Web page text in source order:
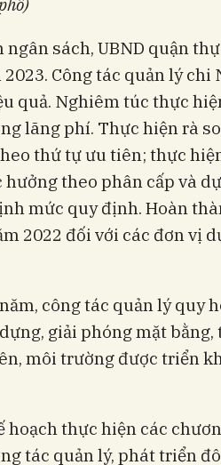
sách, UBND quận
Công tác quản lý chi
quả. Nghiêm túc thực
lãng phí. Thực hiện rà
thứ tự ưu tiên; thực
theo phân cấp và
mức quy định. Hoàn
2022 đối với các đơn vị
công tác quản lý quy
giải phóng mặt bằng,
môi trường được triển
hoạch thực hiện các
tác quản lý, phát triển